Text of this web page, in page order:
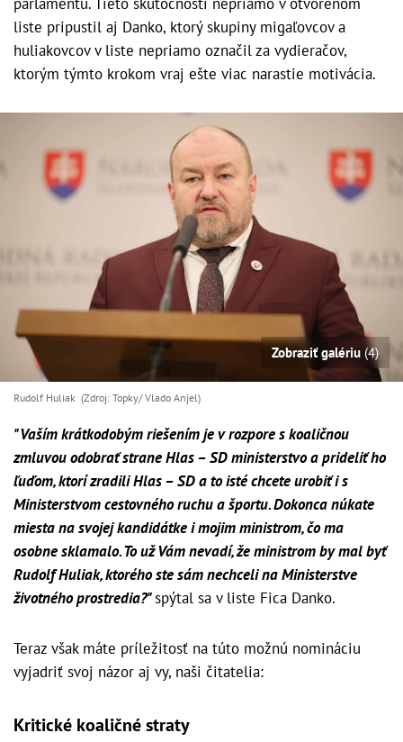
parlamentu. Tieto skutočnosti nepriamo v otvorenom
liste pripustil aj Danko, ktorý skupiny migaľovcov a
huliakovcov v liste nepriamo označil za vydieračov,
ktorým týmto krokom vraj ešte viac narastie motivácia.
Zobraziť galériu (4)
Rudolf Huliak (Zdroj: Topky/ Vlado Anjel)
"Vaším krátkodobým riešením je v rozpore s koaličnou
zmluvou odobrať strane Hlas – SD ministerstvo a prideliť ho
ľuďom, ktorí zradili Hlas – SD a to isté chcete urobiť i s
Ministerstvom cestovného ruchu a športu. Dokonca núkate
miesta na svojej kandidátke i mojim ministrom, čo ma
osobne sklamalo. To už Vám nevadí, že ministrom by mal byť
Rudolf Huliak, ktorého ste sám nechceli na Ministerstve
životného prostredia?"spýtal sa v liste Fica Danko.
Teraz však máte príležitosť na túto možnú nomináciu
vyjadriť svoj názor aj vy, naši čitatelia:
Kritické koaličné straty